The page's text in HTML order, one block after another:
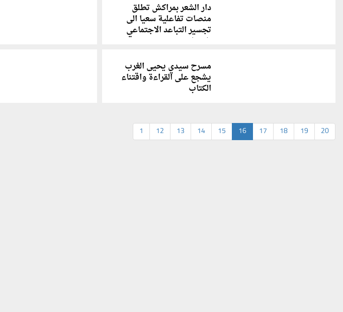
دار الشعر بمراكش تطلق
منصات تفاعلية سعيا الى
تجسير التباعد الاجتماعي
شعريا
مسرح سيدي يحيى الغرب
يشجع على القراءة واقتناء
الكتاب
1 12 13 14 15 16 17 18 19 20